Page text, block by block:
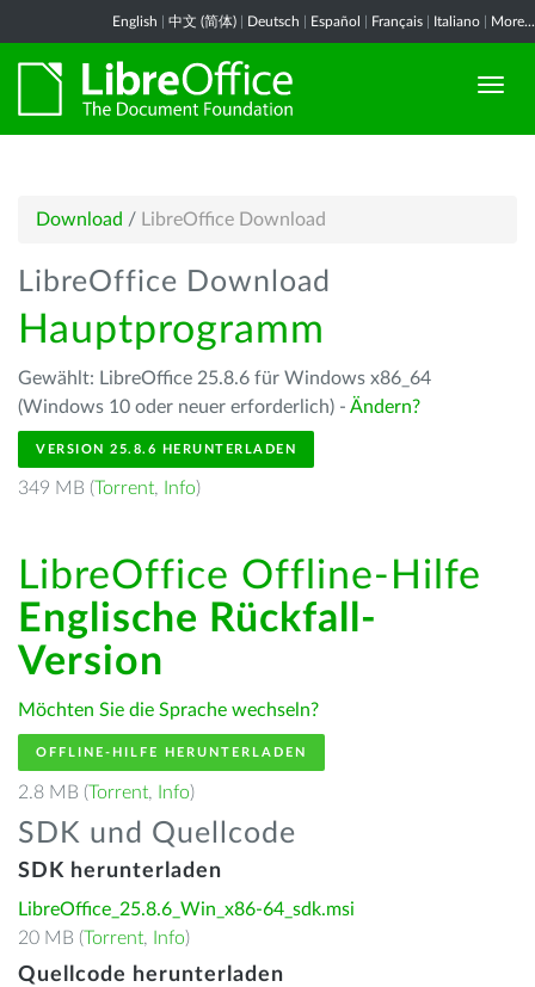
English 中文 (简体) Deutsch Español Français Italiano More...
Download / LibreOffice Download
LibreOffice Download
Hauptprogramm
Gewählt: LibreOffice 25.8.6 für Windows x86_64
(Windows 10 oder neuer erforderlich) - Ändern?
VERSION 25.8.6 HERUNTERLADEN
349 MB (Torrent, Info)
LibreOffice Offline-Hilfe
Englische Rückfall-
Version
Möchten Sie die Sprache wechseln?
OFFLINE-HILFE HERUNTERLADEN
2.8 MB (Torrent, Info)
SDK und Quellcode
SDK herunterladen
LibreOffice_25.8.6_Win_x86-64_sdk.msi
20 MB (Torrent, Info)
Quellcode herunterladen